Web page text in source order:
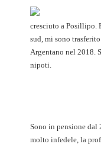
cresciuto a Posillipo.
sud, mi sono
Argentano nel 2018.
nipoti.
Sono in pensione
molto infedele, la